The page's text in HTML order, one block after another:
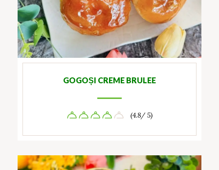
GOGOȘI CREME BRULEE
(4.8/ 5)